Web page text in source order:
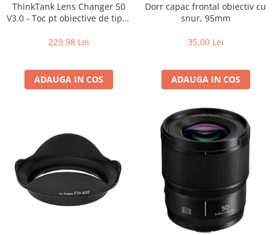
ThinkTank Lens Changer 50
V3.0 - Toc pt obiective de tipul
229,98 Lei
ADAUGA IN COS
Dorr capac frontal obiectiv cu
snur, 95mm
35,00 Lei
ADAUGA IN COS